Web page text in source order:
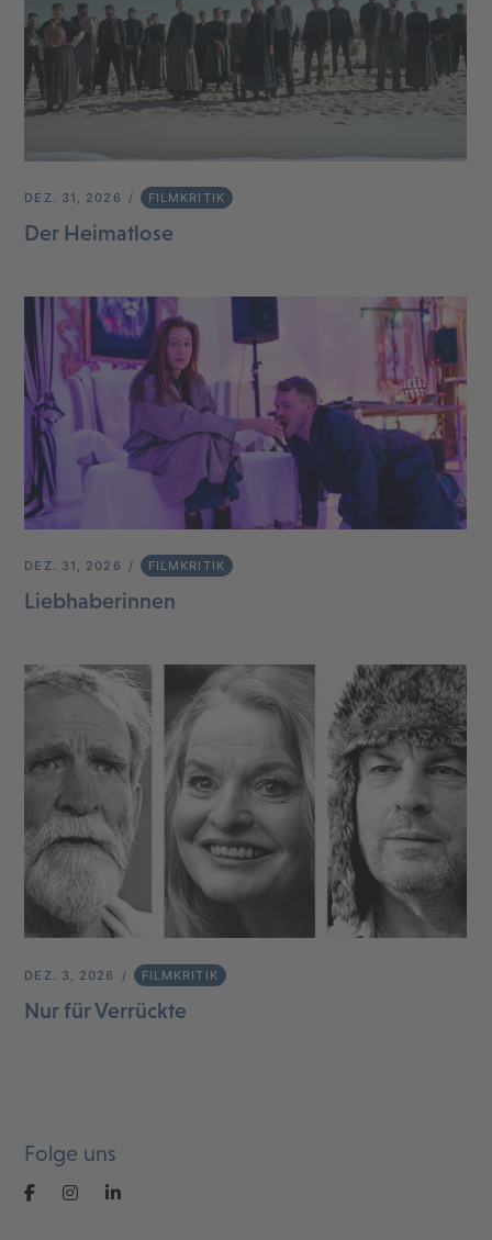
DEZ. 31, 2026 FILMKRITIK
Der Heimatlose
DEZ. 31, 2026 FILMKRITIK
Liebhaberinnen
DEZ. 3, 2026 FILMKRITIK
Nur für Verrückte
Folge uns